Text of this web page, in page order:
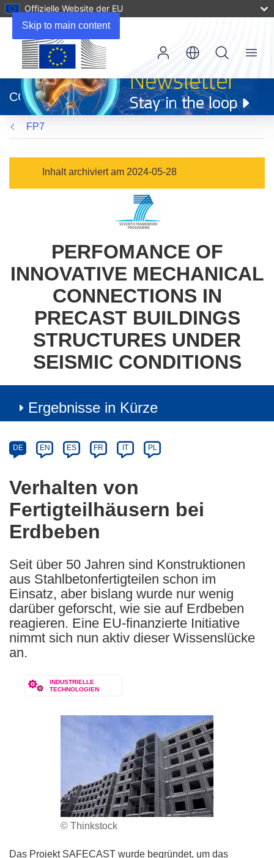
Skip to main content
Offizielle Website der EU
neuem
Fenster)
CORDIS
Menu
FP7
Inhalt archiviert am 2024-05-28
PERFOMANCE OF
INNOVATIVE MECHANICAL
CONNECTIONS IN
PRECAST BUILDINGS
STRUCTURES UNDER
SEISMIC CONDITIONS
Ergebnisse in Kürze
Category
Article
available
the
following
languages:
DE EN ES FR IT PL
Verhalten von
Fertigteilhäusern bei
Erdbeben
Seit über 50 Jahren sind Konstruktionen
aus Stahlbetonfertigteilen schon im
Einsatz, aber bislang wurde nur wenig
darüber geforscht, wie sie auf Erdbeben
reagieren. Eine EU-finanzierte Initiative
nimmt sich nun aktiv dieser Wissenslücke
an.
INDUSTRIELLE
TECHNOLOGIEN
© Thinkstock
Das Projekt SAFECAST wurde begründet, um das